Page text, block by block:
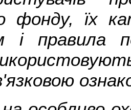
фонду, їх
і правила